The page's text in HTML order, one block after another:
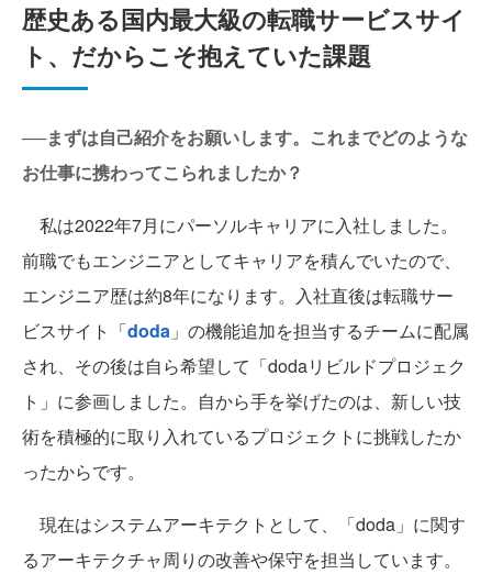
歴史ある国内最大級の転職サービスサイ
ト、だからこそ抱えていた課題
──まずは自己紹介をお願いします。これまでどのような
お仕事に携わってこられましたか？
私は2022年7月にパーソルキャリアに入社しました。
前職でもエンジニアとしてキャリアを積んでいたので、
エンジニア歴は約8年になります。入社直後は転職サー
ビスサイト「doda 」の機能追加を担当するチームに配属
され、その後は自ら希望して「dodaリビルドプロジェク
ト」に参画しました。自から手を挙げたのは、新しい技
術を積極的に取り入れているプロジェクトに挑戦したか
ったからです。
現在はシステムアーキテクトとして、「doda」に関す
るアーキテクチャ周りの改善や保守を担当しています。